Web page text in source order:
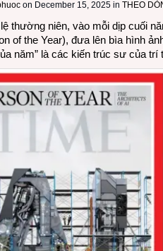
on December 15, 2025 in THEO
thường niên, vào mỗi dịp cuối
of the Year), đưa lên bìa hình
năm” là các kiến trúc sư của trí